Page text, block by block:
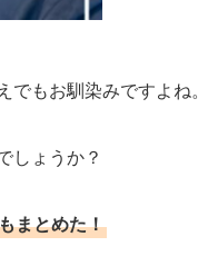
もお馴染みですよね。
しょうか？
まとめた！